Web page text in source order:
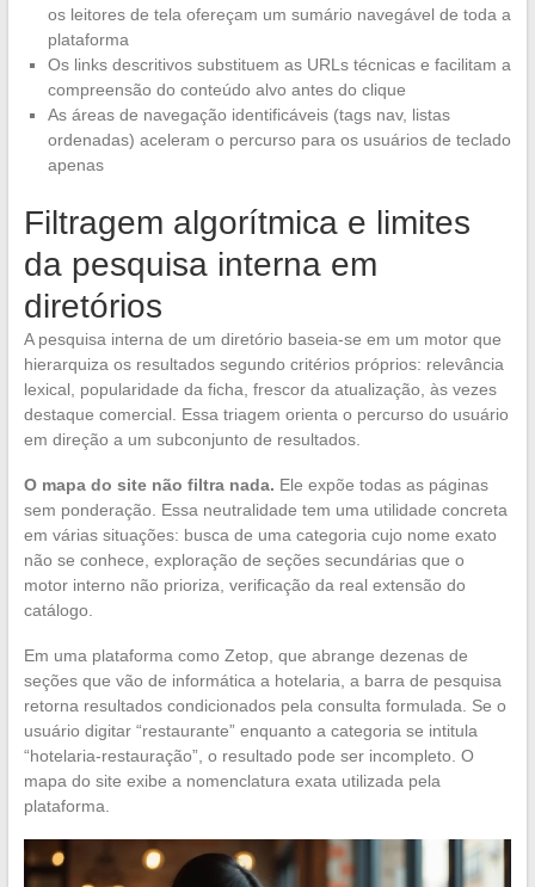
os leitores de tela ofereçam um sumário navegável de toda a
plataforma
Os links descritivos substituem as URLs técnicas e facilitam a
compreensão do conteúdo alvo antes do clique
As áreas de navegação identificáveis (tags nav, listas
ordenadas) aceleram o percurso para os usuários de teclado
apenas
Filtragem algorítmica e limites
da pesquisa interna em
diretórios
A pesquisa interna de um diretório baseia-se em um motor que
hierarquiza os resultados segundo critérios próprios: relevância
lexical, popularidade da ficha, frescor da atualização, às vezes
destaque comercial. Essa triagem orienta o percurso do usuário
em direção a um subconjunto de resultados.
O mapa do site não filtra nada. Ele expõe todas as páginas
sem ponderação. Essa neutralidade tem uma utilidade concreta
em várias situações: busca de uma categoria cujo nome exato
não se conhece, exploração de seções secundárias que o
motor interno não prioriza, verificação da real extensão do
catálogo.
Em uma plataforma como Zetop, que abrange dezenas de
seções que vão de informática a hotelaria, a barra de pesquisa
retorna resultados condicionados pela consulta formulada. Se o
usuário digitar “restaurante” enquanto a categoria se intitula
“hotelaria-restauração”, o resultado pode ser incompleto. O
mapa do site exibe a nomenclatura exata utilizada pela
plataforma.